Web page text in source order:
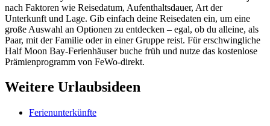
nach Faktoren wie Reisedatum, Aufenthaltsdauer, Art der
Unterkunft und Lage. Gib einfach deine Reisedaten ein, um eine
große Auswahl an Optionen zu entdecken – egal, ob du alleine, als
Paar, mit der Familie oder in einer Gruppe reist. Für erschwingliche
Half Moon Bay-Ferienhäuser buche früh und nutze das kostenlose
Prämienprogramm von FeWo-direkt.
Weitere Urlaubsideen
Ferienunterkünfte